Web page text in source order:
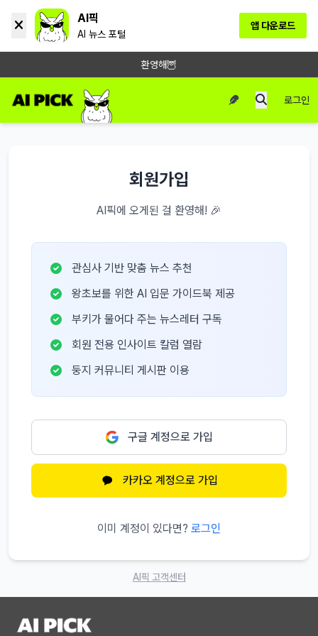
AI픽
AI 뉴스 포털
앱 다운로드
환영해🦉
로그인
회원가입
AI픽에 오게된 걸 환영해! 🎉
관심사 기반 맞춤 뉴스 추천
왕초보를 위한 AI 입문 가이드북 제공
부키가 물어다 주는 뉴스레터 구독
회원 전용 인사이트 칼럼 열람
둥지 커뮤니티 게시판 이용
구글 계정으로 가입
카카오 계정으로 가입
이미 계정이 있다면? 로그인
AI픽 고객센터